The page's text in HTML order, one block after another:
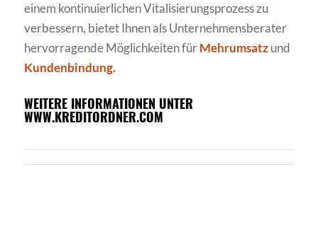
einem kontinuierlichen Vitalisierungsprozess zu
verbessern, bietet Ihnen als Unternehmensberater
hervorragende Möglichkeiten fürMehrumsatzund
Kundenbindung.
WEITERE INFORMATIONEN UNTER
WWW.KREDITORDNER.COM